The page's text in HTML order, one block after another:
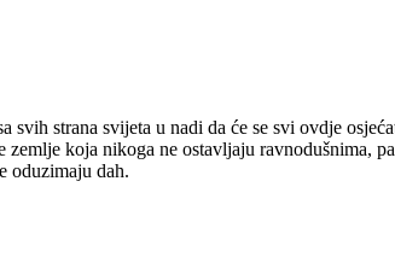
svih strana svijeta u nadi da će se svi ovdje
koja nikoga ne ostavljaju ravnodušnima,
oduzimaju dah.